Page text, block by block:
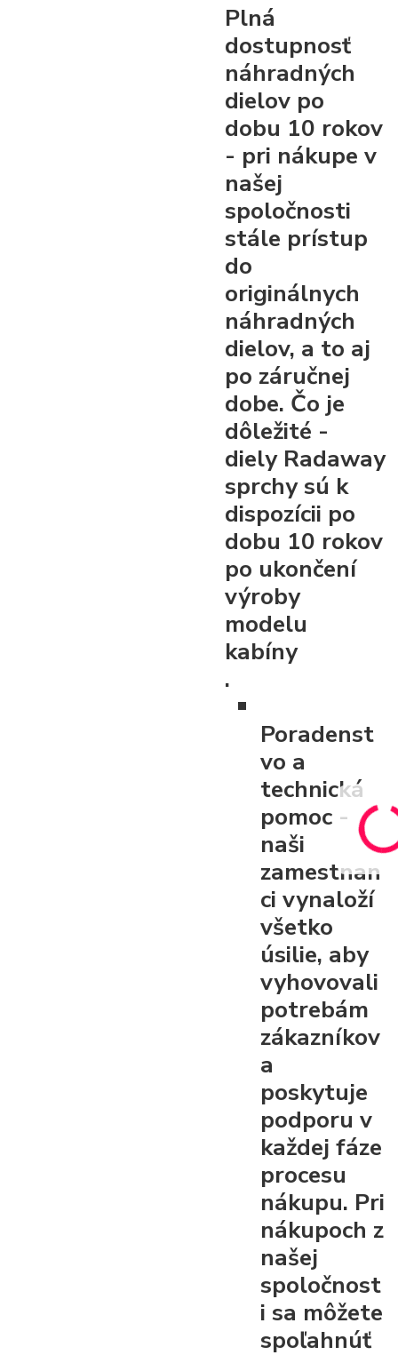
Plná
dostupnosť
náhradných
dielov po
dobu 10 rokov
- pri nákupe v
našej
spoločnosti
stále prístup
do
originálnych
náhradných
dielov, a to aj
po záručnej
dobe. Čo je
dôležité -
diely Radaway
sprchy sú k
dispozícii po
dobu 10 rokov
po ukončení
výroby
modelu
kabíny
.
Poradenst
vo a
technická
pomoc -
naši
zamestnan
ci vynaloží
všetko
úsilie, aby
vyhovovali
potrebám
zákazníkov
a
poskytuje
podporu v
každej fáze
procesu
nákupu. Pri
nákupoch z
našej
spoločnost
i sa môžete
spoľahnúť